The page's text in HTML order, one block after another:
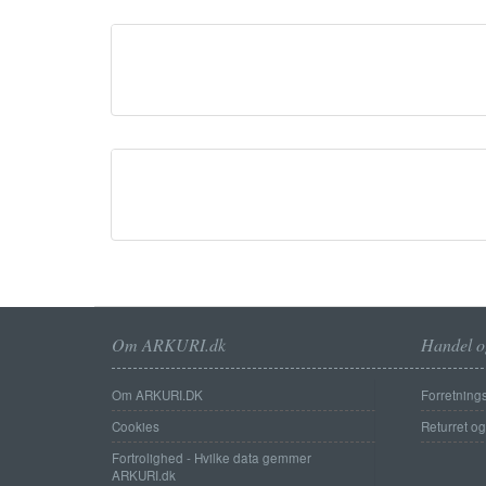
Om ARKURI.dk
Om ARKURI.DK
Cookies
Fortrolighed - Hvilke data gemmer
ARKURI.dk
Handel
Returret